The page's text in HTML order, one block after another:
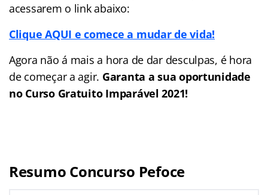
acessarem o link abaixo:
Clique AQUI e comece a mudar de vida!
Agora não á mais a hora de dar desculpas, é hora
de começar a agir. Garanta a sua oportunidade
no Curso Gratuito Imparável 2021!
Resumo Concurso Pefoce